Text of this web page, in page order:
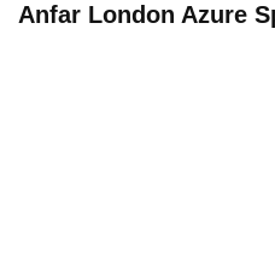
Anfar London Azure